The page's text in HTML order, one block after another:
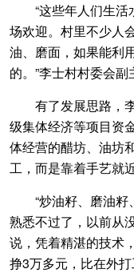
“这些年人们生活
场欢迎。村里不少人
油、磨面，如果能利
的。”李士村村委会副
有了发展思路，李
级集体经济等项目资
体经营的醋坊、油坊
工，而是靠着手艺就
“炒油籽、磨油籽
熟悉不过了，以前从
说，凭着精湛的技术
挣3万多元，比在外打